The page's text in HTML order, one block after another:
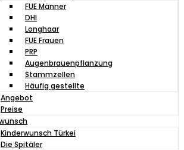
FUE Männer
DHI
Longhaar
FUE Frauen
PRP
Augenbrauenpflanzung
Stammzellen
Häufig gestellte
Angebot
Preise
Kinderwunsch Türkei
Die Spitäler